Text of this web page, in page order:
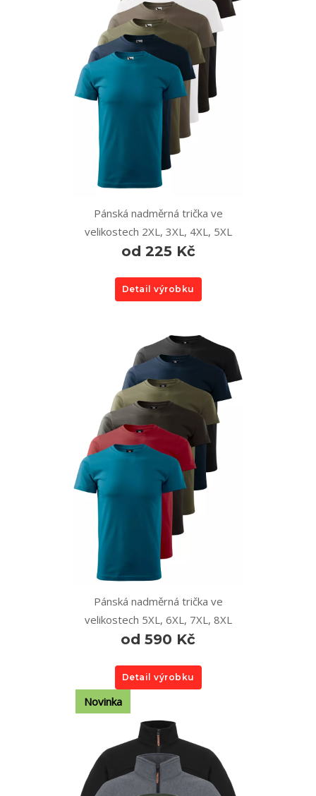
Pánská nadměrná trička ve
velikostech 2XL, 3XL, 4XL, 5XL
od 225 Kč
Detail výrobku
Pánská nadměrná trička ve
velikostech 5XL, 6XL, 7XL, 8XL
od 590 Kč
Detail výrobku
Novinka